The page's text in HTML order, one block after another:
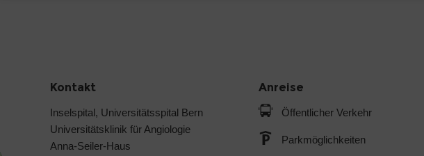
Kontakt
Inselspital, Universitätsspital Bern
Universitätsklinik für Angiologie
Anna-Seiler-Haus
Anreise
Öffentlicher Verkehr
Parkmöglichkeiten